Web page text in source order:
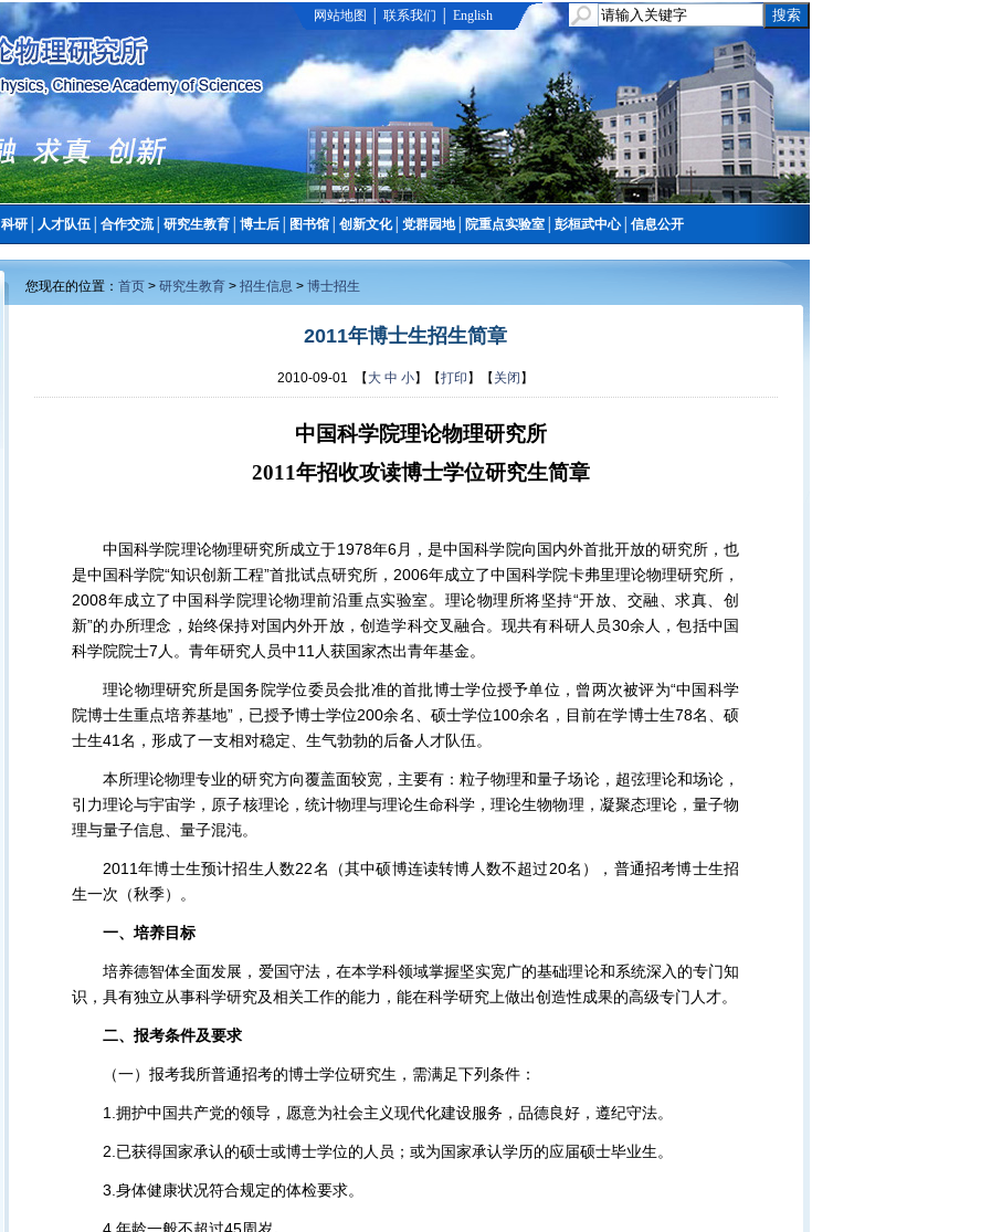
网站地图 联系我们 English
科研 人才队伍 合作交流│ 研究生教育 博士后 图书馆 创新文化│ 党群园地│ 院重点实验室 彭桓武中心│ 信息公开
您现在的位置： 首页 > 研究生教育 > 招生信息 > 博士招生
2011年博士生招生简章
2010-09-01 【 大 中 小】【打印 】【 关闭 】
中国科学院理论物理研究所
2011年招收攻读博士学位研究生简章
中国科学院理论物理研究所成立于1978年6月，是中国科学院向国内外首批开放的研究所，也
是中国科学院“知识创新工程”首批试点研究所，2006年成立了中国科学院卡弗里理论物理研究所，
2008年成立了中国科学院理论物理前沿重点实验室。理论物理所将坚持“开放、交融、求真、创
新”的办所理念，始终保持对国内外开放，创造学科交叉融合。现共有科研人员30余人，包括中国
科学院院士7人。青年研究人员中11人获国家杰出青年基金。
理论物理研究所是国务院学位委员会批准的首批博士学位授予单位，曾两次被评为“中国科学
院博士生重点培养基地”，已授予博士学位200余名、硕士学位100余名，目前在学博士生78名、硕
士生41名，形成了一支相对稳定、生气勃勃的后备人才队伍。
本所理论物理专业的研究方向覆盖面较宽，主要有：粒子物理和量子场论，超弦理论和场论，
引力理论与宇宙学，原子核理论，统计物理与理论生命科学，理论生物物理，凝聚态理论，量子物
理与量子信息、量子混沌。
2011年博士生预计招生人数22名（其中硕博连读转博人数不超过20名），普通招考博士生招
生一次（秋季）。
一、培养目标
培养德智体全面发展，爱国守法，在本学科领域掌握坚实宽广的基础理论和系统深入的专门知
识，具有独立从事科学研究及相关工作的能力，能在科学研究上做出创造性成果的高级专门人才。
二、报考条件及要求
（一）报考我所普通招考的博士学位研究生，需满足下列条件：
1.拥护中国共产党的领导，愿意为社会主义现代化建设服务，品德良好，遵纪守法。
2.已获得国家承认的硕士或博士学位的人员；或为国家承认学历的应届硕士毕业生。
3.身体健康状况符合规定的体检要求。